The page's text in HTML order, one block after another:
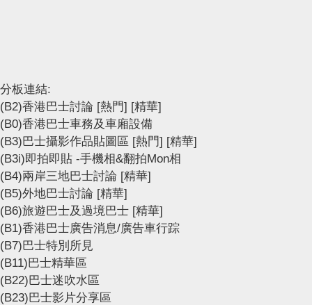
分板連結:
(B2)香港巴士討論 [熱門] [精華]
(B0)香港巴士車務及車廂設備
(B3)巴士攝影作品貼圖區 [熱門] [精華]
(B3i)即拍即貼 -手機相&翻拍Mon相
(B4)兩岸三地巴士討論 [精華]
(B5)外地巴士討論 [精華]
(B6)旅遊巴士及過境巴士 [精華]
(B1)香港巴士廣告消息/廣告車行踪
(B7)巴士特別所見
(B11)巴士精華區
(B22)巴士迷吹水區
(B23)巴士影片分享區